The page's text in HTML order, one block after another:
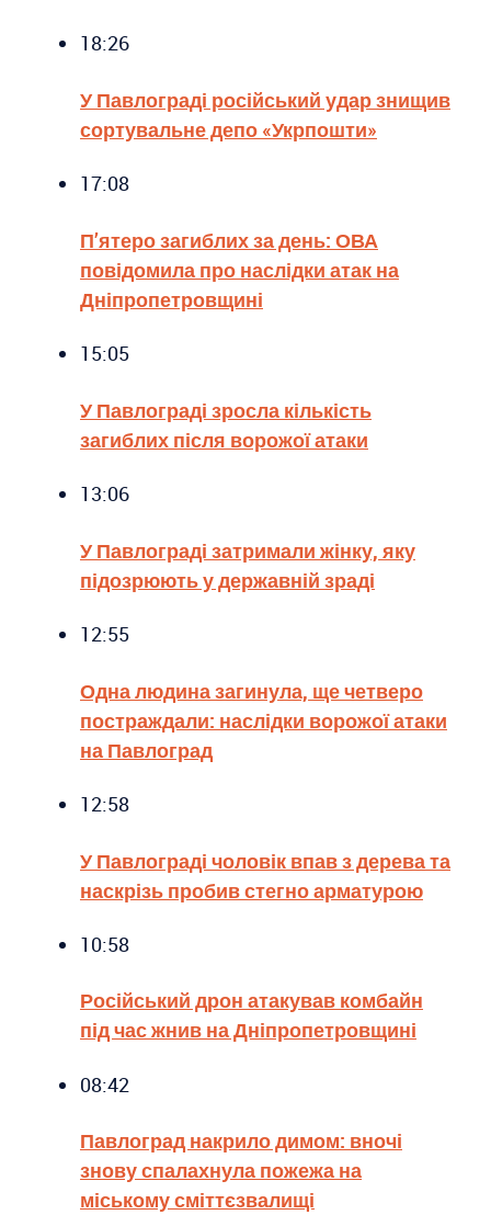
18:26
У Павлограді російський удар знищив
сортувальне депо «Укрпошти»
17:08
П’ятеро загиблих за день: ОВА
повідомила про наслідки атак на
Дніпропетровщині
15:05
У Павлограді зросла кількість
загиблих після ворожої атаки
13:06
У Павлограді затримали жінку, яку
підозрюють у державній зраді
12:55
Одна людина загинула, ще четверо
постраждали: наслідки ворожої атаки
на Павлоград
12:58
У Павлограді чоловік впав з дерева та
наскрізь пробив стегно арматурою
10:58
Російський дрон атакував комбайн
під час жнив на Дніпропетровщині
08:42
Павлоград накрило димом: вночі
знову спалахнула пожежа на
міському сміттєзвалищі